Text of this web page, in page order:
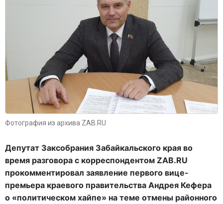
Фотография из архива ZAB.RU
Депутат Заксобрания Забайкальского края во
время разговора с корреспондентом ZAB.RU
прокомментировал заявление первого вице-
премьера краевого правительства Андрея Кефера
о «политическом хайпе» на теме отмены районного